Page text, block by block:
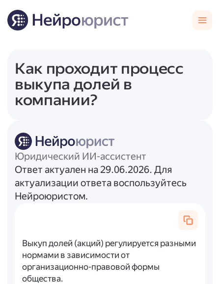
Как проходит процесс
выкупа долей в
компании?
Юридический ИИ-ассистент
Ответ актуален на 29.06.2026. Для
актуализации ответа воспользуйтесь
Нейроюристом.
Выкуп долей (акций) регулируется разными
нормами в зависимости от
организационно-правовой формы
общества.